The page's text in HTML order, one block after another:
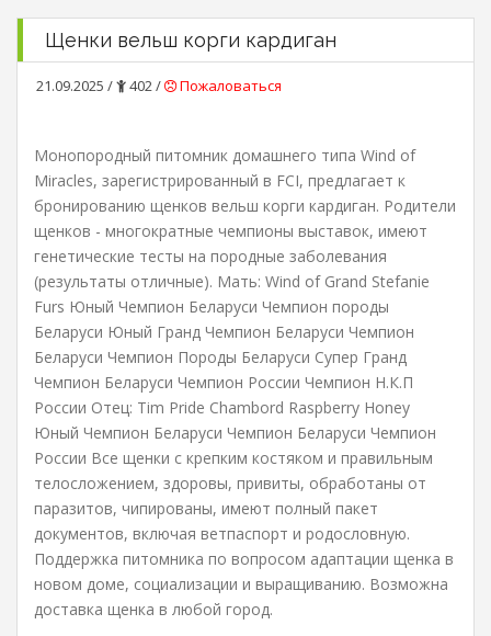
Щенки вельш корги кардиган
21.09.2025 / 402 / Пожаловаться
Монопородный питомник домашнего типа Wind of
Miracles, зарегистрированный в FCI, предлагает к
бронированию щенков вельш корги кардиган. Родители
щенков - многократные чемпионы выставок, имеют
генетические тесты на породные заболевания
(результаты отличные). Мать: Wind of Grand Stefanie
Furs Юный Чемпион Беларуси Чемпион породы
Беларуси Юный Гранд Чемпион Беларуси Чемпион
Беларуси Чемпион Породы Беларуси Супер Гранд
Чемпион Беларуси Чемпион России Чемпион Н.К.П
России Отец: Tim Pride Chambord Raspberry Hоney
Юный Чемпион Беларуси Чемпион Беларуси Чемпион
России Все щенки с крепким костяком и правильным
телосложением, здоровы, привиты, обработаны от
паразитов, чипированы, имеют полный пакет
документов, включая ветпаспорт и родословную.
Поддержка питомника по вопросом адаптации щенка в
новом доме, социализации и выращиванию. Возможна
доставка щенка в любой город.